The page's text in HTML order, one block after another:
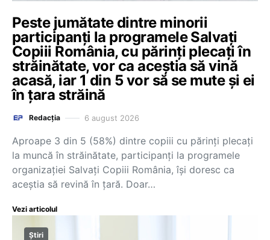
Peste jumătate dintre minorii
participanți la programele Salvați
Copiii România, cu părinți plecați în
străinătate, vor ca aceștia să vină
acasă, iar 1 din 5 vor să se mute și ei
în țara străină
Redacția 6 august 2026
Aproape 3 din 5 (58%) dintre copiii cu părinți plecați
la muncă în străinătate, participanți la programele
organizației Salvați Copiii România, își doresc ca
aceștia să revină în țară. Doar…
Vezi articolul
Știri